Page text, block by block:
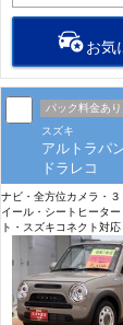
お気
パック料金あり
スズキ
アルトラパ
ドラレコ
ナビ・全方位カメラ・
イール・シートヒータ
ト・スズキコネクト対応